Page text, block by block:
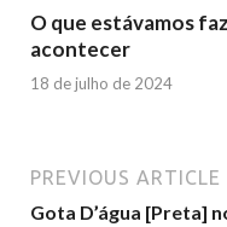
O que estávamos
acontecer
18 de julho de 2024
PREVIOUS ARTICLE
Gota D’água [Preta]